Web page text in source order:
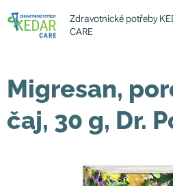
Zdravotnické potřeby
CARE
Migresan,
čaj, 30 g, Dr.